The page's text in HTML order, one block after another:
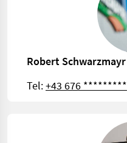
Robert Schwarzmayr
Tel:+43 676 *********